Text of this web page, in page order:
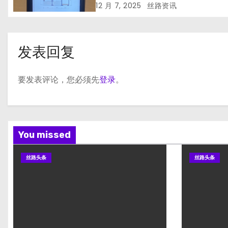
12 月 7, 2025 丝路资讯
发表回复
要发表评论，您必须先登录。
You missed
丝路头条 丝路头条